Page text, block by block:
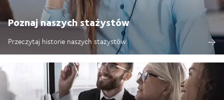
Poznaj naszych stażystów
Przeczytaj historie naszych stażystów